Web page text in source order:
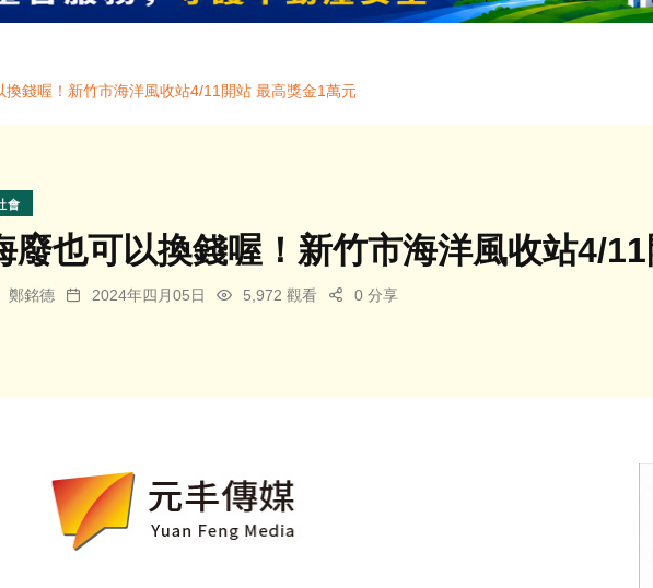
換錢喔！新竹市海洋風收站4/11開站 最高獎金1萬元
會
廢也可以換錢喔！新竹市海洋風收站4/
鄭銘德 2024年四月05日 5,972 觀看 0 分享